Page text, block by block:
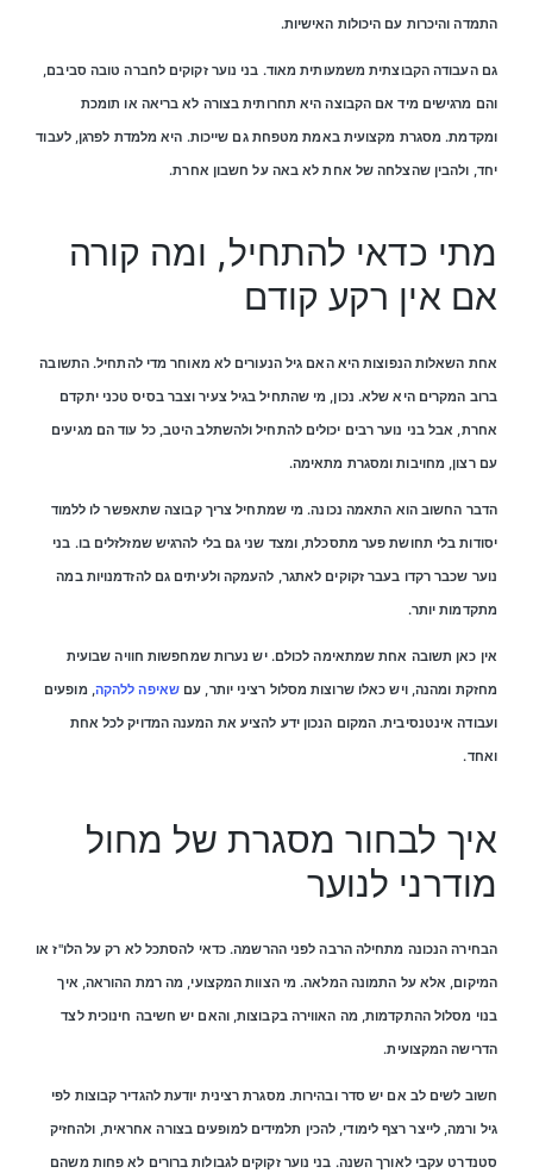
התמדה והיכרות עם היכולות האישיות.
גם העבודה הקבוצתית משמעותית מאוד. בני נוער זקוקים לחברה טובה סביבם,
והם מרגישים מיד אם הקבוצה היא תחרותית בצורה לא בריאה או תומכת
ומקדמת. מסגרת מקצועית באמת מטפחת גם שייכות. היא מלמדת לפרגן, לעבוד
יחד, ולהבין שהצלחה של אחת לא באה על חשבון אחרת.
מתי כדאי להתחיל, ומה קורה
אם אין רקע קודם
אחת השאלות הנפוצות היא האם גיל הנעורים לא מאוחר מדי להתחיל. התשובה
ברוב המקרים היא שלא. נכון, מי שהתחיל בגיל צעיר וצבר בסיס טכני יתקדם
אחרת, אבל בני נוער רבים יכולים להתחיל ולהשתלב היטב, כל עוד הם מגיעים
עם רצון, מחויבות ומסגרת מתאימה.
הדבר החשוב הוא התאמה נכונה. מי שמתחיל צריך קבוצה שתאפשר לו ללמוד
יסודות בלי תחושת פער מתסכלת, ומצד שני גם בלי להרגיש שמזלזלים בו. בני
נוער שכבר רקדו בעבר זקוקים לאתגר, להעמקה ולעיתים גם להזדמנויות במה
מתקדמות יותר.
אין כאן תשובה אחת שמתאימה לכולם. יש נערות שמחפשות חוויה שבועית
מחזקת ומהנה, ויש כאלו שרוצות מסלול רציני יותר, עם שאיפה ללהקה, מופעים
ועבודה אינטנסיבית. המקום הנכון ידע להציע את המענה המדויק לכל אחת
ואחד.
איך לבחור מסגרת של מחול
מודרני לנוער
הבחירה הנכונה מתחילה הרבה לפני ההרשמה. כדאי להסתכל לא רק על הלו"ז או
המיקום, אלא על התמונה המלאה. מי הצוות המקצועי, מה רמת ההוראה, איך
בנוי מסלול ההתקדמות, מה האווירה בקבוצות, והאם יש חשיבה חינוכית לצד
הדרישה המקצועית.
חשוב לשים לב אם יש סדר ובהירות. מסגרת רצינית יודעת להגדיר קבוצות לפי
גיל ורמה, לייצר רצף לימודי, להכין תלמידים למופעים בצורה אחראית, ולהחזיק
סטנדרט עקבי לאורך השנה. בני נוער זקוקים לגבולות ברורים לא פחות משהם